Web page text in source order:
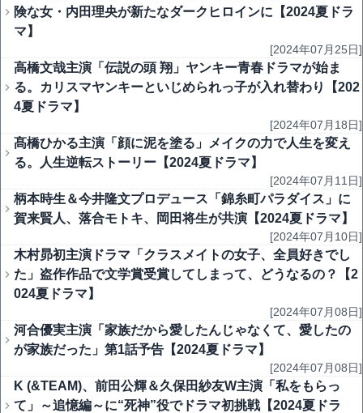
険な女・内田理央が新たなダークヒロインに【2024夏ドラ
マ】
[2024年07月25日]
高橋文哉主演「伝説の頭 翔」ヤンキー青春ドラマが始ま
る。カリスマヤンキーといじめられっ子が入れ替わり【202
4夏ドラマ】
[2024年07月18日]
髙橋ひかる主演「顔に泥を塗る」メイクの力で人生を変え
る。人生逆転ストーリー【2024夏ドラマ】
[2024年07月11日]
柄本時生＆今井隆文プロデュース「錦糸町パラダイス」に
賀来賢人、落合モトキ、岡田将生が共演【2024夏ドラマ】
[2024年07月10日]
木村昴初主演ドラマ「クラスメイトの女子、全員好きでし
た」盗作作品で文学賞受賞してしまって、どうなるの？【2
024夏ドラマ】
[2024年07月08日]
河合優実主演「家族だから愛したんじゃなくて、愛したの
が家族だった」第1話予告【2024夏ドラマ】
[2024年07月08日]
K (&TEAM)、前田公輝＆久保田紗友W主演「私をもらっ
て」～追憶編～に“死神”役でドラマ初挑戦【2024夏ドラ